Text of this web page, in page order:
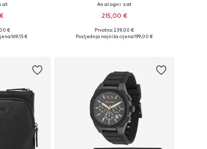
One Size
€
169,15 €
Analogni sat
215,00 €
Dostupne veličine: One Size
Prvotno: 239,00 €
Posljednja najniža cijena:199,00 €